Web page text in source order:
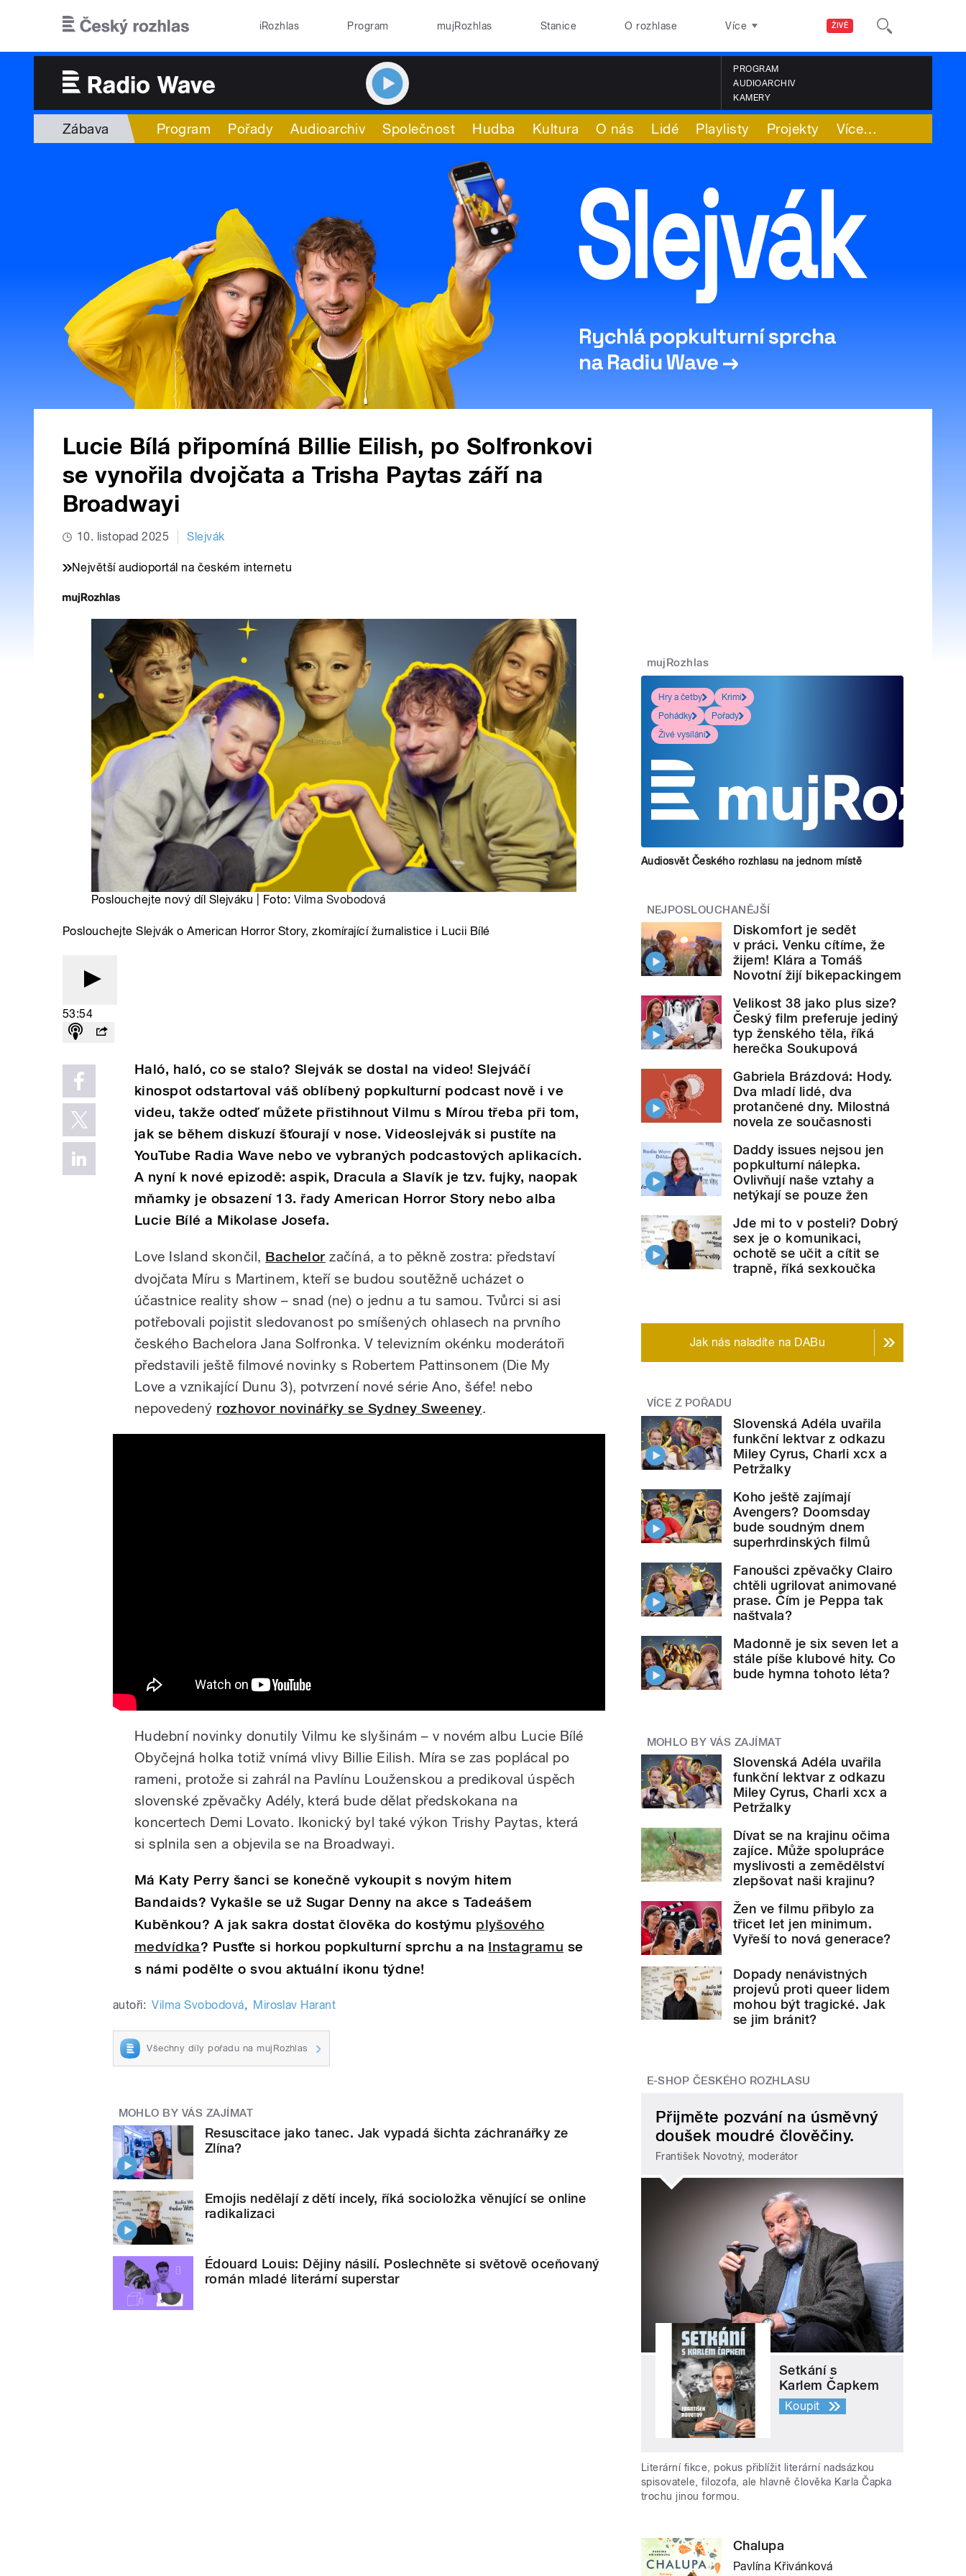
ŽIVĚ
iRozhlas Program mujRozhlas Stanice O rozhlase Více
PROGRAM
AUDIOARCHIV
KAMERY
Zábava Program Pořady Audioarchiv Společnost Hudba Kultura O nás Lidé Playlisty Projekty Více…
Lucie Bílá připomíná Billie Eilish, po Solfronkovi
se vynořila dvojčata a Trisha Paytas září na
Broadwayi
10. listopad 2025 Slejvák
Největší audioportál na českém internetu
Poslouchejte nový díl Slejváku | Foto: Vilma Svobodová
Poslouchejte Slejvák o American Horror Story, zkomírající žurnalistice i Lucii Bílé
53:54
Haló, haló, co se stalo? Slejvák se dostal na video! Slejváčí
kinospot odstartoval váš oblíbený popkulturní podcast nově i ve
videu, takže odteď můžete přistihnout Vilmu s Mírou třeba při tom,
jak se během diskuzí šťourají v nose. Videoslejvák si pustíte na
YouTube Radia Wave nebo ve vybraných podcastových aplikacích.
A nyní k nové epizodě: aspik, Dracula a Slavík je tzv. fujky, naopak
mňamky je obsazení 13. řady American Horror Story nebo alba
Lucie Bílé a Mikolase Josefa.
Love Island skončil, Bachelor začíná, a to pěkně zostra: představí
dvojčata Míru s Martinem, kteří se budou soutěžně ucházet o
účastnice reality show – snad (ne) o jednu a tu samou. Tvůrci si asi
potřebovali pojistit sledovanost po smíšených ohlasech na prvního
českého Bachelora Jana Solfronka. V televizním okénku moderátoři
představili ještě filmové novinky s Robertem Pattinsonem (Die My
Love a vznikající Dunu 3), potvrzení nové série Ano, šéfe! nebo
nepovedený rozhovor novinářky se Sydney Sweeney.
Hudební novinky donutily Vilmu ke slyšinám – v novém albu Lucie Bílé
Obyčejná holka totiž vnímá vlivy Billie Eilish. Míra se zas poplácal po
rameni, protože si zahrál na Pavlínu Louženskou a predikoval úspěch
slovenské zpěvačky Adély, která bude dělat předskokana na
koncertech Demi Lovato. Ikonický byl také výkon Trishy Paytas, která
si splnila sen a objevila se na Broadwayi.
Má Katy Perry šanci se konečně vykoupit s novým hitem
Bandaids? Vykašle se už Sugar Denny na akce s Tadeášem
Kuběnkou? A jak sakra dostat člověka do kostýmu plyšového
medvídka? Pusťte si horkou popkulturní sprchu a na Instagramu se
s námi podělte o svou aktuální ikonu týdne!
autoři: Vilma Svobodová, Miroslav Harant
Všechny díly pořadu na mujRozhlas
MOHLO BY VÁS ZAJÍMAT
Resuscitace jako tanec. Jak vypadá šichta záchranářky ze
Zlína?
Emojis nedělají z dětí incely, říká socioložka věnující se online
radikalizaci
Édouard Louis: Dějiny násilí. Poslechněte si světově oceňovaný
román mladé literární superstar
mujRozhlas
Hry a četby
Krimi
Pohádky
Pořady
Živé vysílání
Audiosvět Českého rozhlasu na jednom místě
NEJPOSLOUCHANĚJŠÍ
Diskomfort je sedět
v práci. Venku cítíme, že
žijem! Klára a Tomáš
Novotní žijí bikepackingem
Velikost 38 jako plus size?
Český film preferuje jediný
typ ženského těla, říká
herečka Soukupová
Gabriela Brázdová: Hody.
Dva mladí lidé, dva
protančené dny. Milostná
novela ze současnosti
Daddy issues nejsou jen
popkulturní nálepka.
Ovlivňují naše vztahy a
netýkají se pouze žen
Jde mi to v posteli? Dobrý
sex je o komunikaci,
ochotě se učit a cítit se
trapně, říká sexkoučka
Jak nás naladíte na DABu
VÍCE Z POŘADU
Slovenská Adéla uvařila
funkční lektvar z odkazu
Miley Cyrus, Charli xcx a
Petržalky
Koho ještě zajímají
Avengers? Doomsday
bude soudným dnem
superhrdinských filmů
Fanoušci zpěvačky Clairo
chtěli ugrilovat animované
prase. Čím je Peppa tak
naštvala?
Madonně je six seven let a
stále píše klubové hity. Co
bude hymna tohoto léta?
MOHLO BY VÁS ZAJÍMAT
Slovenská Adéla uvařila
funkční lektvar z odkazu
Miley Cyrus, Charli xcx a
Petržalky
Dívat se na krajinu očima
zajíce. Může spolupráce
myslivosti a zemědělství
zlepšovat naši krajinu?
Žen ve filmu přibylo za
třicet let jen minimum.
Vyřeší to nová generace?
Dopady nenávistných
projevů proti queer lidem
mohou být tragické. Jak
se jim bránit?
E-SHOP ČESKÉHO ROZHLASU
Přijměte pozvání na úsměvný
doušek moudré člověčiny.
František Novotný, moderátor
Setkání s
Karlem Čapkem
Koupit
Literární fikce, pokus přiblížit literární nadsázkou
spisovatele, filozofa, ale hlavně člověka Karla Čapka
trochu jinou formou.
Chalupa
Pavlína Křivánková